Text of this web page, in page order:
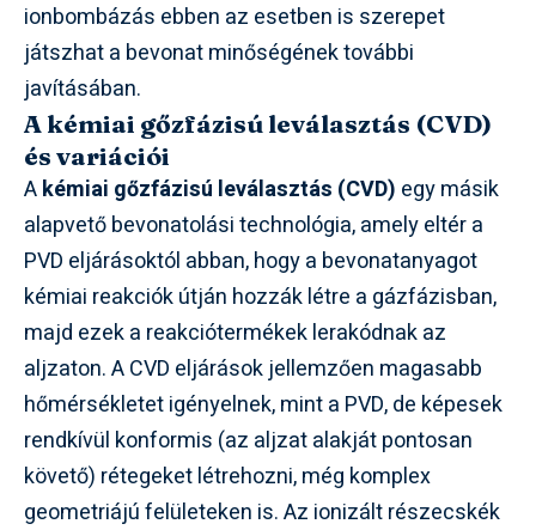
ionbombázás ebben az esetben is szerepet
játszhat a bevonat minőségének további
javításában.
A kémiai gőzfázisú leválasztás (CVD)
és variációi
Akémiai gőzfázisú leválasztás (CVD) egy másik
alapvető bevonatolási technológia, amely eltér a
PVD eljárásoktól abban, hogy a bevonatanyagot
kémiai reakciók útján hozzák létre a gázfázisban,
majd ezek a reakciótermékek lerakódnak az
aljzaton. A CVD eljárások jellemzően magasabb
hőmérsékletet igényelnek, mint a PVD, de képesek
rendkívül konformis (az aljzat alakját pontosan
követő) rétegeket létrehozni, még komplex
geometriájú felületeken is. Az ionizált részecskék